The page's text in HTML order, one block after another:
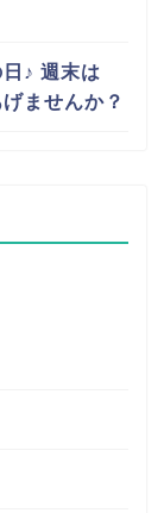
♪ 週末は
ませんか？